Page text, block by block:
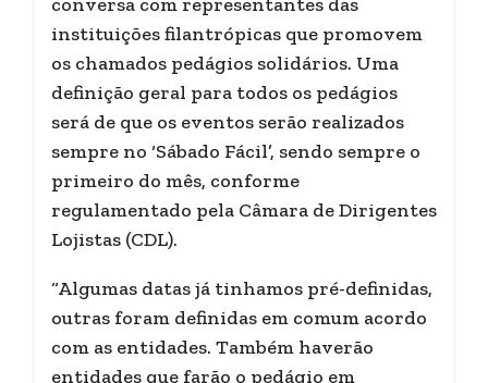
instituições filantrópicas que promovem
os chamados pedágios solidários. Uma
definição geral para todos os pedágios
será de que os eventos serão realizados
sempre no ‘Sábado Fácil’, sendo sempre o
primeiro do mês, conforme
regulamentado pela Câmara de Dirigentes
Lojistas (CDL).
“Algumas datas já tinhamos pré-definidas,
outras foram definidas em comum acordo
com as entidades. Também haverão
entidades que farão o pedágio em